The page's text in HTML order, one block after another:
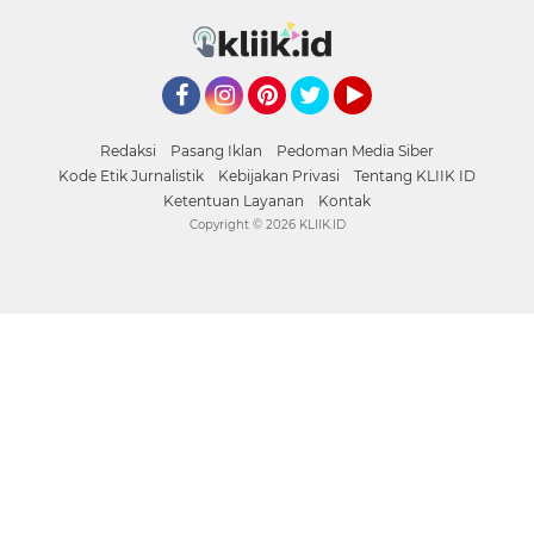
Redaksi Pasang Iklan
Pedoman Media Siber
Kode Etik Jurnalistik
Kebijakan Privasi
Tentang KLIIK ID
Ketentuan Layanan
Kontak
Copyright © 2026 KLIIK.ID